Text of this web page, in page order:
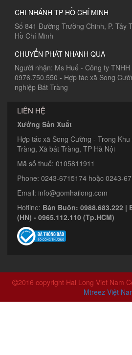
CHI NHÁNH TP HỒ CHÍ MINH
Số 841 Đường Trường Chinh, P. Tây
Hồ Chí Minh
CHUYỂN PHÁT NHANH QUA
Người nhận: Ms Huế - Công ty
0976.750.550 - Hợp tác xã Song
nghiệp Bát Tràng
LIÊN HỆ
Xưởng Sản Xuất
Hợp tác xã Song Cường - Trong
Tràng, Xã bát Tràng, TP Hà Nội
Mã số thuế: 0105811911
Phone: 0243-6715174 hoặc 0243-
Email: info@gomhailong.com
Hotline: Bán Buôn: 0988.683.222 |
(HN) - 0965.112.110 (Tp.HCM)
2016 copyright Hai Long Viet Nam
Mtreez Việt